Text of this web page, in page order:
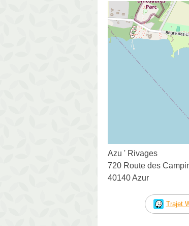
Azu ' Rivages
720 Route des
40140 Azur
Trajet